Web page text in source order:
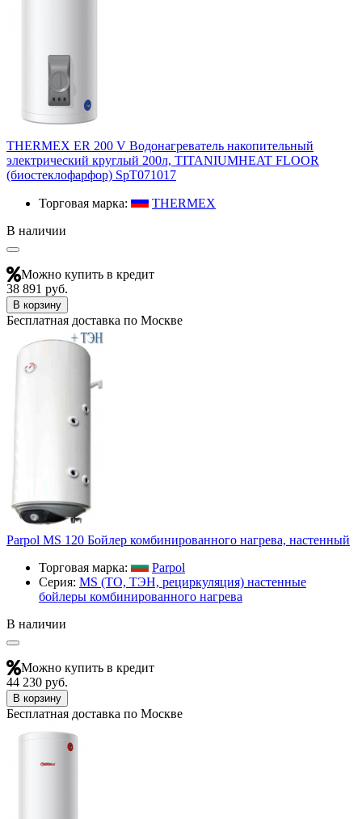
THERMEX ER 200 V Водонагреватель накопительный
электрический круглый 200л, TITANIUMHEAT FLOOR
(биостеклофарфор) SpT071017
Торговая марка:
THERMEX
В наличии
Можно купить в кредит
38 891 руб.
В корзину
Бесплатная доставка по Москве
Parpol МS 120 Бойлер комбинированного нагрева, настенный
Торговая марка:
Parpol
Серия: МS (ТО, ТЭН, рециркуляция) настенные
бойлеры комбинированного нагрева
В наличии
Можно купить в кредит
44 230 руб.
В корзину
Бесплатная доставка по Москве